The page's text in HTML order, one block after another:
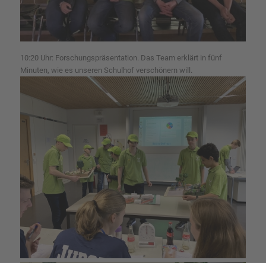
10:20 Uhr: Forschungspräsentation. Das Team erklärt in fünf
Minuten, wie es unseren Schulhof verschönern will.